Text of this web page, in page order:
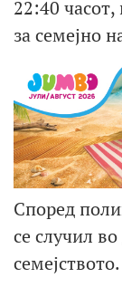
22:40
за семејно
Според
се случил